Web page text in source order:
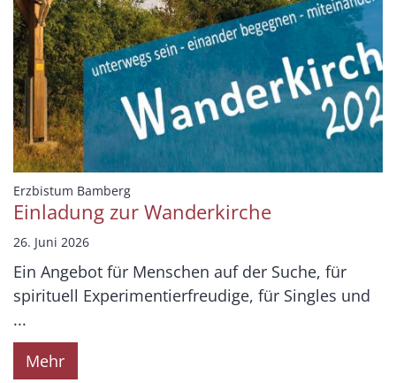
Erzbistum Bamberg:
Einladung zur Wanderkirche
26. Juni 2026
Ein Angebot für Menschen auf der Suche, für
spirituell Experimentierfreudige, für Singles und
...
Mehr